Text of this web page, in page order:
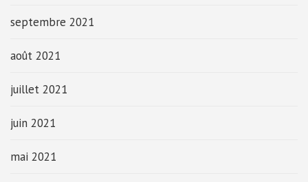
septembre 2021
août 2021
juillet 2021
juin 2021
mai 2021